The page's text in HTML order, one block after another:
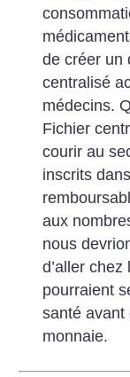
de créer un
centralisé
médecins.
Fichier
courir au
inscrits
aux
nous
d’aller
pourraient
santé avant
monnaie.